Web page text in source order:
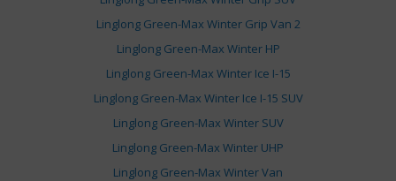
Linglong Green-Max Winter Grip Van 2
Linglong Green-Max Winter HP
Linglong Green-Max Winter Ice I-15
Linglong Green-Max Winter Ice I-15 SUV
Linglong Green-Max Winter SUV
Linglong Green-Max Winter UHP
Linglong Green-Max Winter Van